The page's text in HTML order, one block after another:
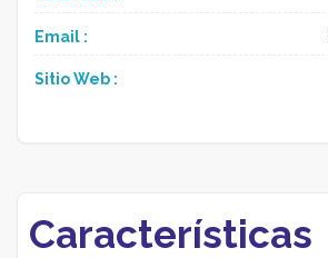
Email :
Sitio Web :
Características